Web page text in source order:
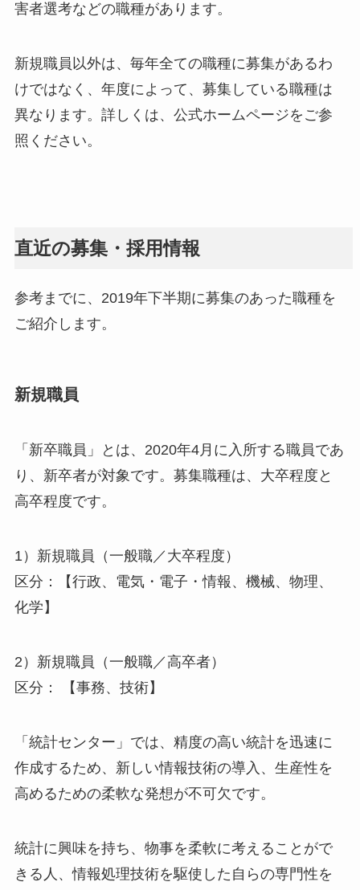
害者選考などの職種があります。
新規職員以外は、毎年全ての職種に募集があるわ
けではなく、年度によって、募集している職種は
異なります。詳しくは、公式ホームページをご参
照ください。
直近の募集・採用情報
参考までに、2019年下半期に募集のあった職種を
ご紹介します。
新規職員
「新卒職員」とは、2020年4月に入所する職員であ
り、新卒者が対象です。募集職種は、大卒程度と
高卒程度です。
1）新規職員（一般職／大卒程度）
区分：【行政、電気・電子・情報、機械、物理、
化学】
2）新規職員（一般職／高卒者）
区分： 【事務、技術】
「統計センター」では、精度の高い統計を迅速に
作成するため、新しい情報技術の導入、生産性を
高めるための柔軟な発想が不可欠です。
統計に興味を持ち、物事を柔軟に考えることがで
きる人、情報処理技術を駆使した自らの専門性を